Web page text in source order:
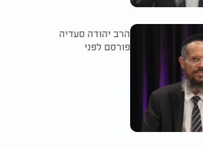
הרב יהודה סעדיה
פורסם לפני